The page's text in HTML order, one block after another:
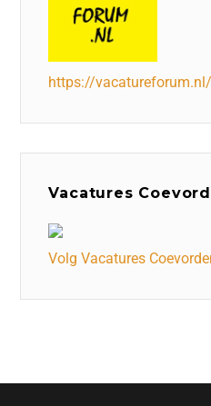
https://
Vacatures
Volg Vacatures